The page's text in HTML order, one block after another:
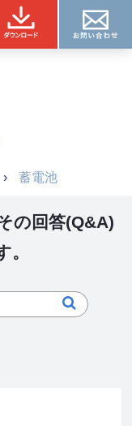
蓄電池
の回答(Q&A)
。